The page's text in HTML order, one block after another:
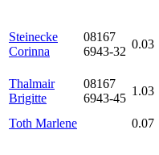
Steinecke
Corinna
08167
6943-32
0.03
Thalmair
Brigitte
08167
6943-45
1.03
Toth Marlene
0.07